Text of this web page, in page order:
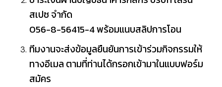
สเปซ จำกัด
056-8-56415-4พร้อมแนบสลิปการโอน
ทีมงานจะส่งข้อมูลยืนยันการเข้าร่วมกิจกรรมให้
ทางอีเมล ตามที่ท่านได้กรอกเข้ามาในแบบฟอร์ม
สมัคร